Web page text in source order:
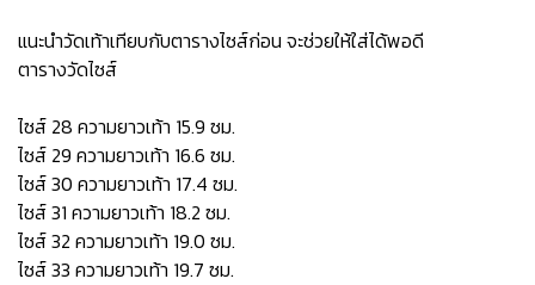
แนะนำวัดเท้าเทียบกับตารางไซส์ก่อน จะช่วยให้ใส่ได้พอดี
ตารางวัดไซส์
ไซส์ 28 ความยาวเท้า 15.9 ซม.
ไซส์ 29 ความยาวเท้า 16.6 ซม.
ไซส์ 30 ความยาวเท้า 17.4 ซม.
ไซส์ 31 ความยาวเท้า 18.2 ซม.
ไซส์ 32 ความยาวเท้า 19.0 ซม.
ไซส์ 33 ความยาวเท้า 19.7 ซม.